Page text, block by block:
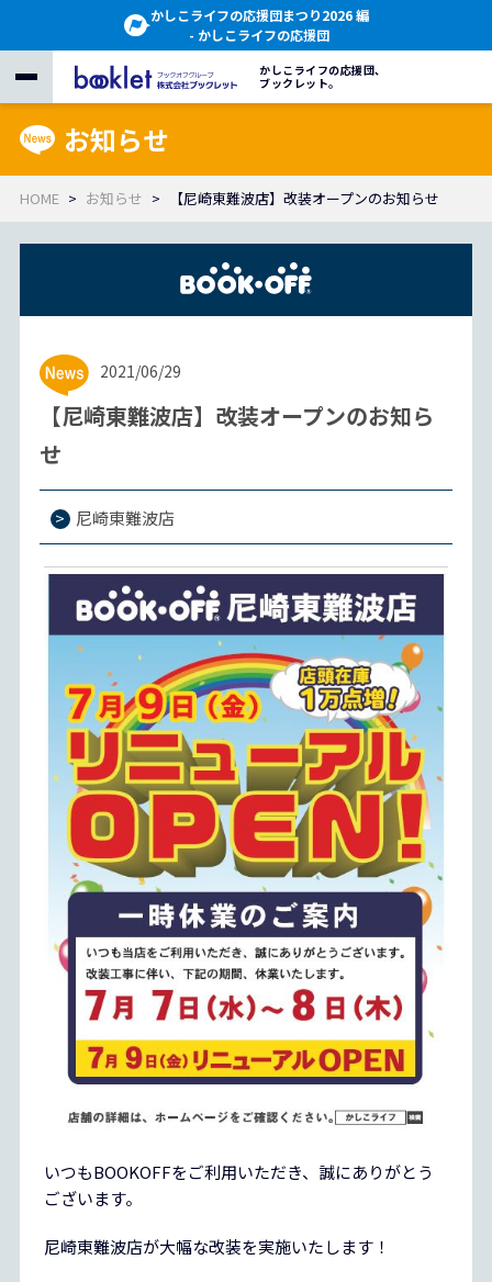
かしこライフの応援団まつり2026 編
- かしこライフの応援団
かしこライフの応援団、
ブックレット。
お知らせ
HOME お知らせ 【尼崎東難波店】改装オープンのお知らせ
2021/06/29
【尼崎東難波店】改装オープンのお知ら
せ
尼崎東難波店
いつもBOOKOFFをご利用いただき、誠にありがとう
ございます。
尼崎東難波店が大幅な改装を実施いたします！